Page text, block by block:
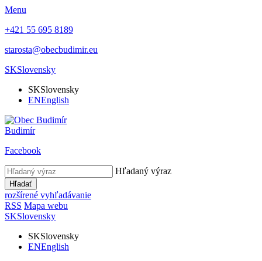
Menu
+421 55 695 8189
starosta@obecbudimir.eu
SKSlovensky
SKSlovensky
ENEnglish
Budimír
Facebook
Hľadaný výraz
Hľadať
rozšírené vyhľadávanie
RSS Mapa webu
SKSlovensky
SKSlovensky
ENEnglish